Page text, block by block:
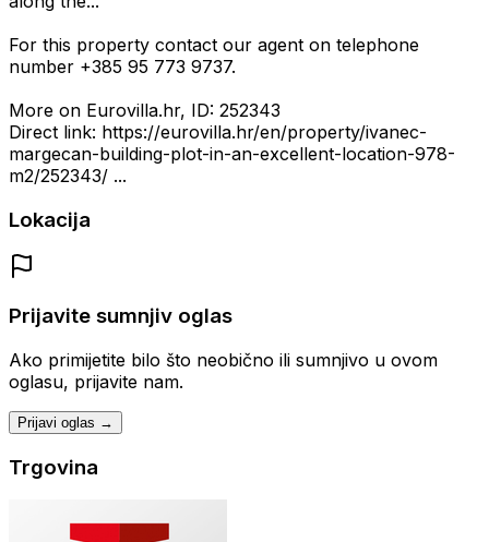
For this property contact our agent on telephone
number +385 95 773 9737.
More on Eurovilla.hr, ID: 252343
Direct link: https://eurovilla.hr/en/property/ivanec-
margecan-building-plot-in-an-excellent-location-978-
m2/252343/ ...
Lokacija
Prijavite sumnjiv oglas
Ako primijetite bilo što neobično ili sumnjivo u ovom
oglasu, prijavite nam.
Prijavi oglas →
Trgovina